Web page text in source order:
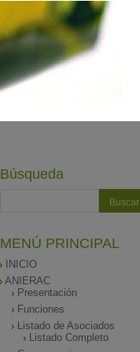
Búsqueda
MENÚ PRINCIPAL
INICIO
ANIERAC
Presentación
Funciones
Listado de Asociados
Listado Completo